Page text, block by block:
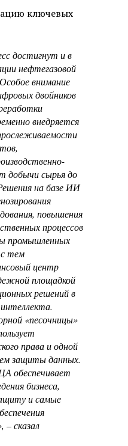
ключевых
достигнут и в
нефтегазовой
внимание
двойников
внедряется
добычи сырья до
на базе ИИ
повышения
процессов
промышленных
тем
центр
площадкой
решений в
«песочницы»
права и одной
защиты данных.
обеспечивает
бизнеса,
и самые
– сказал